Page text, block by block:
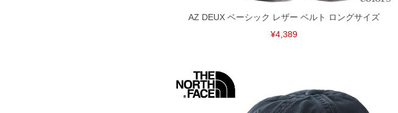
AZ DEUX ベーシック レザー ベルト ロングサイズ
¥4,389